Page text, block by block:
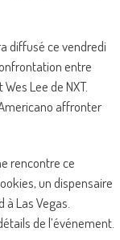
diffusé ce vendredi
entre
Lee de NXT.
affronter
rencontre ce
un dispensaire
à Las Vegas.
de l’événement.